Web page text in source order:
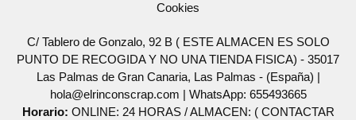
Cookies
C/ Tablero de Gonzalo, 92 B ( ESTE ALMACEN ES SOLO
PUNTO DE RECOGIDA Y NO UNA TIENDA FISICA) - 35017
Las Palmas de Gran Canaria, Las Palmas - (España) |
hola@elrinconscrap.com | WhatsApp: 655493665
Horario: ONLINE: 24 HORAS / ALMACEN: ( CONTACTAR